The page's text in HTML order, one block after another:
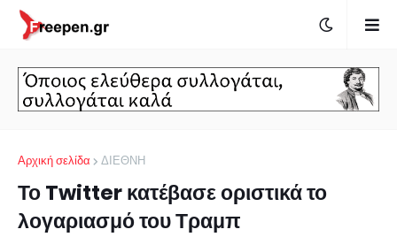
Αρχική σελίδα ΔΙΕΘΝΗ
Το Twitter κατέβασε οριστικά το
λογαριασμό του Τραμπ